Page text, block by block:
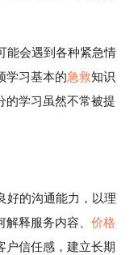
能会遇到各种紧急情
学习基本的急救知识
的学习虽然不常被提
好的沟通能力，以理
释服务内容、 价格
户信任感，建立长期